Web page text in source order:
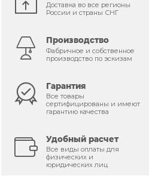
Доставка во все регионы
России и страны СНГ
Производство
Фабричное и собственное
производство по эскизам
Гарантия
Все товары
сертифицированы и имеют
гарантию качества
Удобный расчет
Все виды оплаты для
физических и
юридических лиц